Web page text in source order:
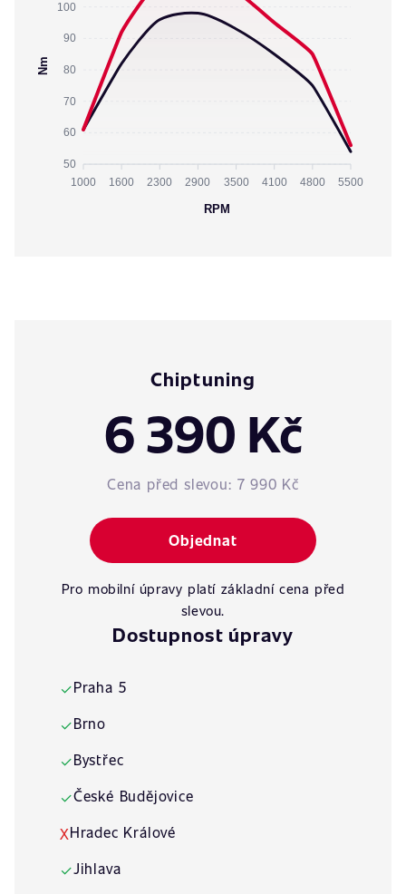
100
90
80
70
60
50
Nm
1000 1600 2300 2900 3500 4100 4800 5500
RPM
Chiptuning
6 390 Kč
Cena před slevou: 7 990 Kč
Objednat
Pro mobilní úpravy platí základní cena před
slevou.
Dostupnost úpravy
✓Praha 5
✓Brno
✓Bystřec
✓České Budějovice
XHradec Králové
✓Jihlava